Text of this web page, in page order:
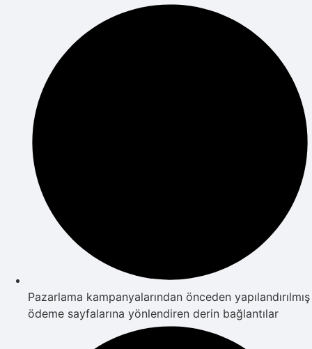
Pazarlama kampanyalarından önceden yapılandırılmış
ödeme sayfalarına yönlendiren derin bağlantılar